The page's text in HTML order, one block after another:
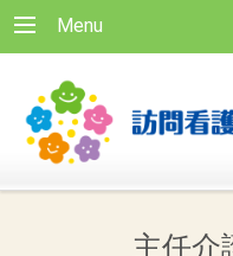
Menu
主任介